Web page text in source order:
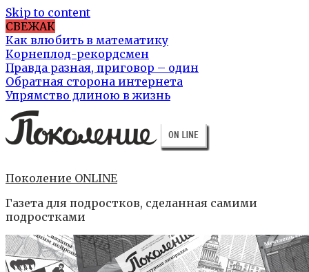
Skip to content
СВЕЖАК
Как влюбить в математику
Корнеплод-рекордсмен
Правда разная, приговор – один
Обратная сторона интернета
Упрямство длиною в жизнь
Поколение ONLINE
Газета для подростков, сделанная самими
подростками